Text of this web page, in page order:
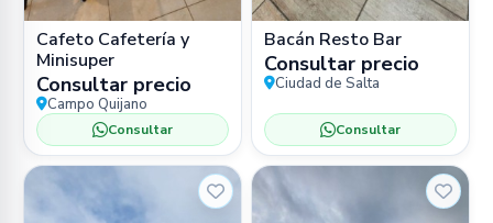
Cafeto Cafetería y
Minisuper
Consultar precio
Campo Quijano
Consultar
Bacán Resto Bar
Consultar precio
Ciudad de Salta
Consultar